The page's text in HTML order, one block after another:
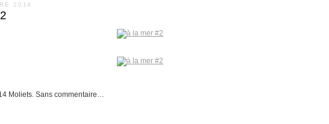
2014
Moliets. Sans commentaire…